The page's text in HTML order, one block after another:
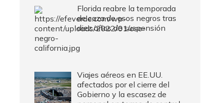
Florida reabre la temporada
de caza de osos negros tras
diez años de suspensión
Viajes aéreos en EE.UU.
afectados por el cierre del
Gobierno y la escasez de